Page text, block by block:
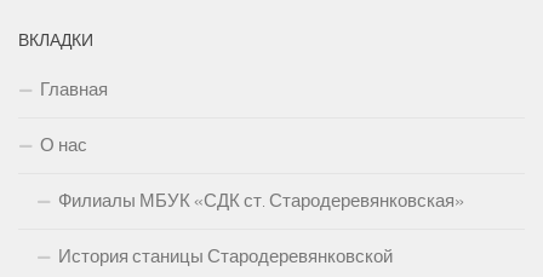
ВКЛАДКИ
Главная
О нас
Филиалы МБУК «СДК ст. Стародеревянковская»
История станицы Стародеревянковской